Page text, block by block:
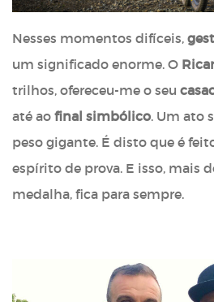
Nesses momentos difíceis,
um significado enorme. O
trilhos, ofereceu-me o seu
até ao final simbólico. Um ato
peso gigante. É disto que é
espírito de prova. E isso, mais
medalha, fica para sempre.